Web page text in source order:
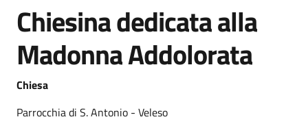
Chiesina dedicata alla
Madonna Addolorata
Chiesa
Parrocchia di S. Antonio - Veleso